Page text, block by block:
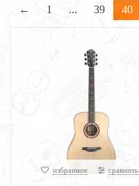
← 1 ... 39 40
избранное сравнить